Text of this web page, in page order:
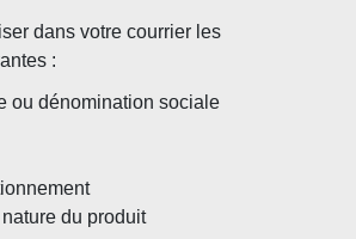
dans votre courrier les
:
ou dénomination sociale
du produit